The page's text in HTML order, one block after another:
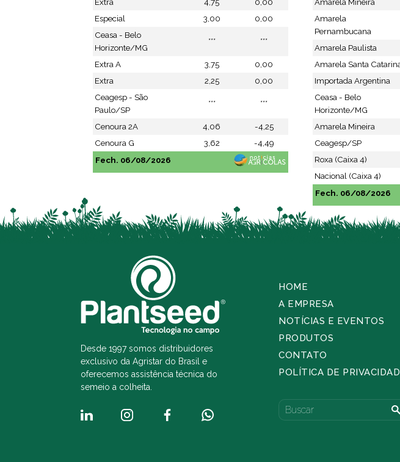
Especial
3,00
0,00
Ceasa - Belo
Horizonte/MG
*** ***
Extra A 3,75
0,00
Extra
2,25
0,00
Ceagesp - São
Paulo/SP
*** ***
Cenoura 2A 4,06
-4,25
Cenoura G
3,62
-4,49
Fech. 06/08/2026
Amarela
Pernambucana
Amarela Paulista
Amarela Santa
Importada Argentina
Ceasa - Belo
Horizonte/MG
Amarela Mineira
Ceagesp/SP
Roxa (Caixa 4)
Nacional (Caixa 4)
Fech. 06/08/2026
Desde 1997 somos distribuidores
exclusivo da Agristar do Brasil e
oferecemos assistência técnica do
semeio a colheita.
HOME
A EMPRESA
NOTÍCIAS E EVENTOS
PRODUTOS
CONTATO
POLÍTICA DE